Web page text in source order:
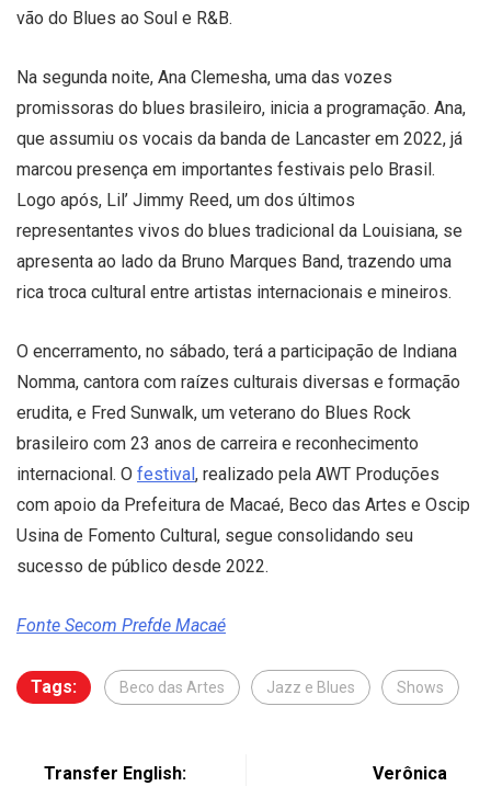
vão do Blues ao Soul e R&B.
Na segunda noite, Ana Clemesha, uma das vozes
promissoras do blues brasileiro, inicia a programação. Ana,
que assumiu os vocais da banda de Lancaster em 2022, já
marcou presença em importantes festivais pelo Brasil.
Logo após, Lil’ Jimmy Reed, um dos últimos
representantes vivos do blues tradicional da Louisiana, se
apresenta ao lado da Bruno Marques Band, trazendo uma
rica troca cultural entre artistas internacionais e mineiros.
O encerramento, no sábado, terá a participação de Indiana
Nomma, cantora com raízes culturais diversas e formação
erudita, e Fred Sunwalk, um veterano do Blues Rock
brasileiro com 23 anos de carreira e reconhecimento
internacional. O festival, realizado pela AWT Produções
com apoio da Prefeitura de Macaé, Beco das Artes e Oscip
Usina de Fomento Cultural, segue consolidando seu
sucesso de público desde 2022.
Fonte Secom Prefde Macaé
Tags: Beco das Artes Jazz e Blues Shows
Transfer English:
Verônica